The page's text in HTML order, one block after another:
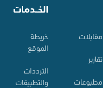
مقابلات
تقارير
مطبوعات
الخــدمات
خريطة
الموقع
الترددات
والتطبيقات